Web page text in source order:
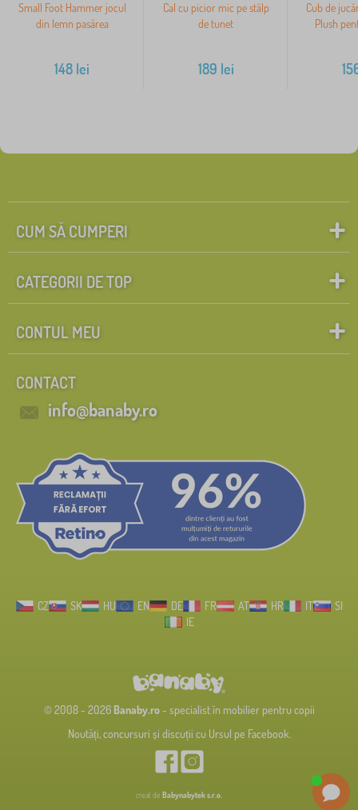
Small Foot Hammer jocul
din lemn pasărea
148 lei
Cal cu picior mic pe stâlp
de tunet
189 lei
Cub de
Plush
CUM SĂ CUMPERI
CATEGORII DE TOP
CONTUL MEU
CONTACT
info@banaby.ro
CZ SK HU EN DE FR AT HR IT
SI
IE
© 2008 - 2026 Banaby.ro- specialist în mobilier pentru copii
Noutăți, concursuri și discuții cu Ursul pe Facebook.
creat de Babynabytek s.r.o.